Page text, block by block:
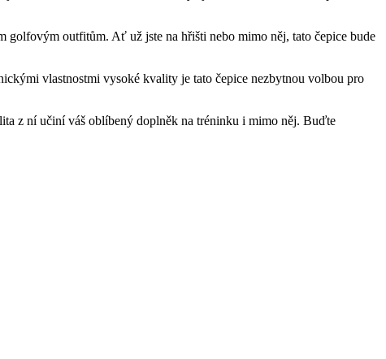
golfovým outfitům. Ať už jste na hřišti nebo mimo něj, tato čepice bude
vlastnostmi vysoké kvality je tato čepice nezbytnou volbou pro
z ní učiní váš oblíbený doplněk na tréninku i mimo něj. Buďte